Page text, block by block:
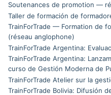
Soutenances de promotion —
Taller de formación de
TrainForTrade — Formation de
(réseau anglophone)
TrainForTrade Argentina:
TrainForTrade Argentina:
curso de Gestión Moderna de
TrainForTrade Atelier sur la
TrainForTrade Bolivia: Difusión